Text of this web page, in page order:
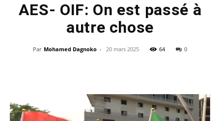
AES- OIF: On est passé à
autre chose
Par Mohamed Dagnoko - 20 mars 2025 64 0